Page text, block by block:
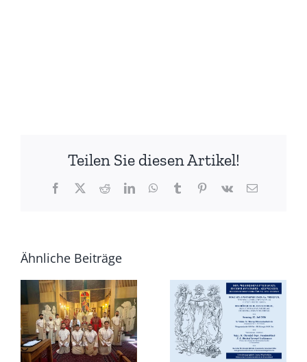
Teilen Sie diesen Artikel!
Facebook
X RedditLinkedInWhatsApp
TumblrPinterest
Vk
E-
Ähnliche Beiträge